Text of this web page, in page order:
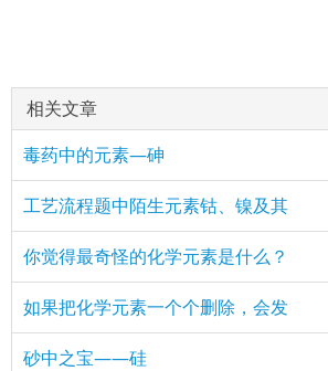
相关文章
毒药中的元素—砷
工艺流程题中陌生元素钴、镍及其
你觉得最奇怪的化学元素是什么？
如果把化学元素一个个删除，会发
砂中之宝——硅